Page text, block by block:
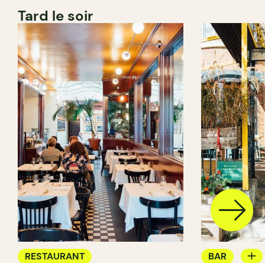
Tard le soir
RESTAURANT
BAR